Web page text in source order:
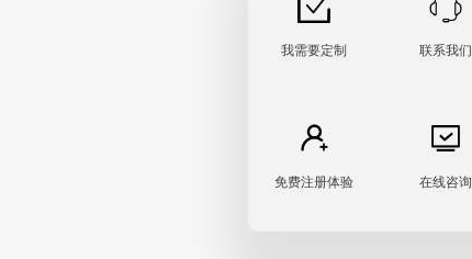
我需要定制 联系我们
免费注册体验 在线咨询